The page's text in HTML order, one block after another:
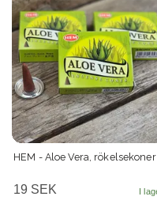
HEM - Aloe Vera, rökelsekoner
19 SEK